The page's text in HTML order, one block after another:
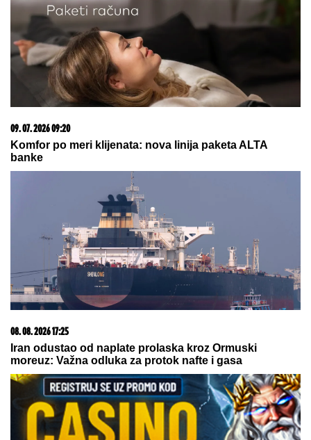
06. 08. 2026 07:08
kompletan spisak destinacija u Srbiji
08. 08. 2026 17:05
iznenađenje, ovo nikako nije dobro